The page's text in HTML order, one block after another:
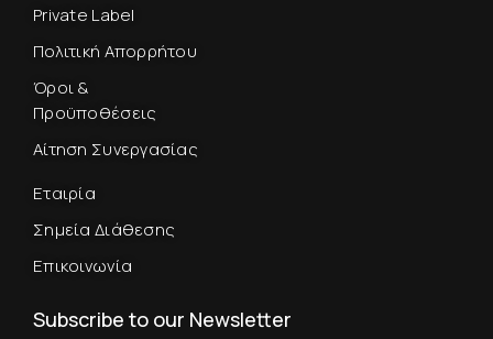
Private Label
Πολιτική Απορρήτου
Όροι &
Προϋποθέσεις
Αίτηση Συνεργασίας
Εταιρία
Σημεία Διάθεσης
Επικοινωνία
Subscribe to our Newsletter